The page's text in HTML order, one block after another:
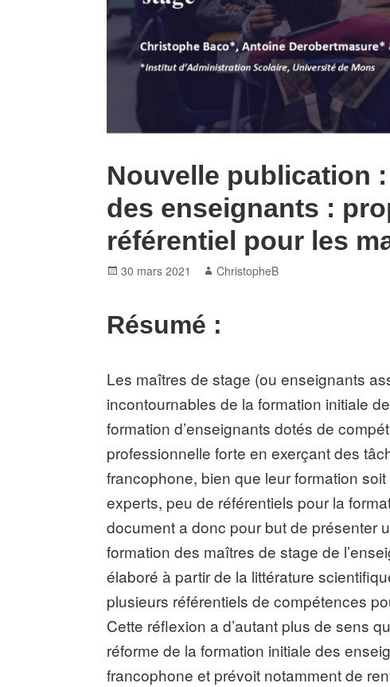
Nouvelle publication
des enseignants :
référentiel pour les
Posted
30 mars 2021 Author
ChristopheB
Résumé :
Les maîtres de stage (ou enseignants
incontournables de la formation initiale
formation d’enseignants dotés de
professionnelle forte en exerçant des
francophone, bien que leur formation
experts, peu de référentiels pour la
document a donc pour but de présenter
formation des maîtres de stage de
élaboré à partir de la littérature
plusieurs référentiels de compétences
Cette réflexion a d’autant plus de sens
réforme de la formation initiale des
francophone et prévoit notamment de